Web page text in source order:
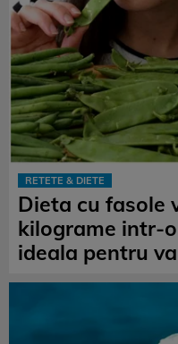
RETETE & DIETE
Dieta cu fasole
kilograme intr-
ideala pentru